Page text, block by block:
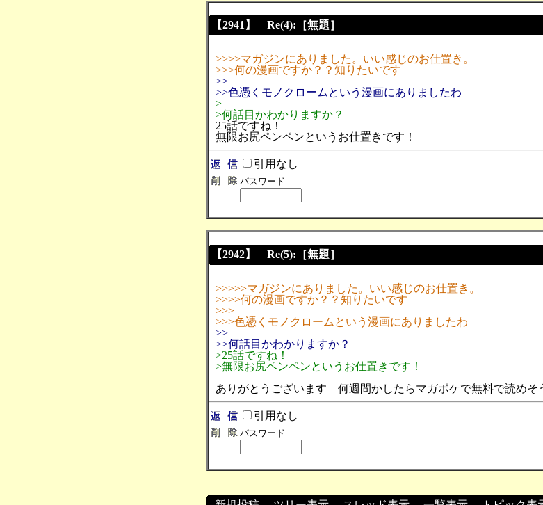
【2941】 Re(4):［無題］
>>>>マガジンにありました。いい感じのお仕置き。
>>>何の漫画ですか？？知りたいです
>>
>>色憑くモノクロームという漫画にありましたわ
>
>何話目かわかりますか？
25話ですね！
無限お尻ペンペンというお仕置きです！
引用なし
パスワード
【2942】 Re(5):［無題］
>>>>>マガジンにありました。いい感じのお仕置き。
>>>>何の漫画ですか？？知りたいです
>>>
>>>色憑くモノクロームという漫画にありましたわ
>>
>>何話目かわかりますか？
>25話ですね！
>無限お尻ペンペンというお仕置きです！
ありがとうございます 何週間かしたらマガポケで無料で読めそ
引用なし
パスワード